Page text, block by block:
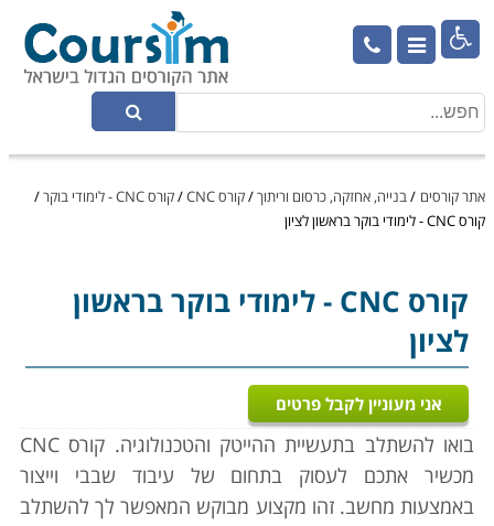

אתר קורסים /בנייה, אחזקה, כרסום וריתוך/קורס CNC /קורס CNC - לימודי בוקר
/
קורס CNC - לימודי בוקר בראשון לציון
קורס CNC
- לימודי בוקר בראשון
לציון
אני מעוניין לקבל פרטים
בואו להשתלב בתעשיית ההייטק והטכנולוגיה. קורס CNC
מכשיר אתכם לעסוק בתחום של עיבוד שבבי וייצור
באמצעות מחשב. זהו מקצוע מבוקש המאפשר לך להשתלב